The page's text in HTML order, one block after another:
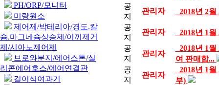
PH/ORP/모니터
미량원소
제어제/박테리아/경도.칼
슘.마그네슘상승제/이끼제거
제/시아노제어제
브로와분지/에어스톤/실
리콘에어호스/에어연결관
걸이식여과기
공
지
관리자
2018년 2
공
지
관리자
2018년 1
공
지
관리자
2018년 1
여 판매합...
공
지
관리자
2018년 1
부)